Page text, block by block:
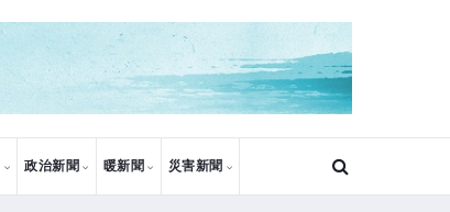
政治新聞 暖新聞 災害新聞